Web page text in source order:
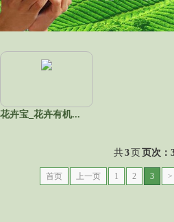
花卉宝_花卉有机...
共3页页次：
首页 上一页 1 2 3 >